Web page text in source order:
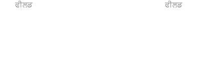
ਫੀਲਡ
ਫੀਲਡ